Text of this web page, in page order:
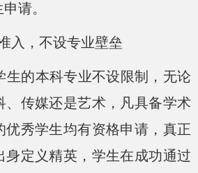
请。
入，不设专业壁垒
的本科专业不设限制，无论
、传媒还是艺术，凡具备学术
优秀学生均有资格申请，真正
身定义精英，学生在成功通过